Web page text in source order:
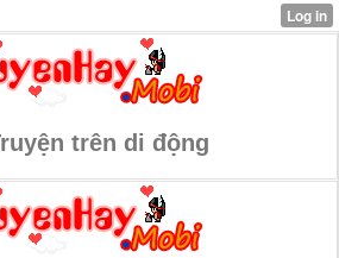
trên di động